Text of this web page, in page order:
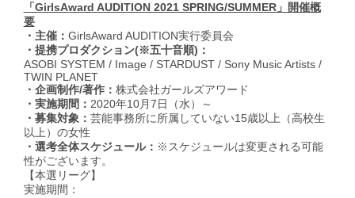
「GirlsAward AUDITION 2021 SPRING/SUMMER」開催概
要
・主催： GirlsAward AUDITION実行委員会
・提携プロダクション(※五十音順)：
ASOBI SYSTEM / Image / STARDUST / Sony Music Artists /
TWIN PLANET
・企画制作/著作： 株式会社ガールズアワード
・実施期間： 2020年10月7日（水）～
・募集対象： 芸能事務所に所属していない15歳以上（高校生
以上）の女性
・選考全体スケジュール： ※スケジュールは変更される可能
性がございます。
【本選リーグ】
実施期間：